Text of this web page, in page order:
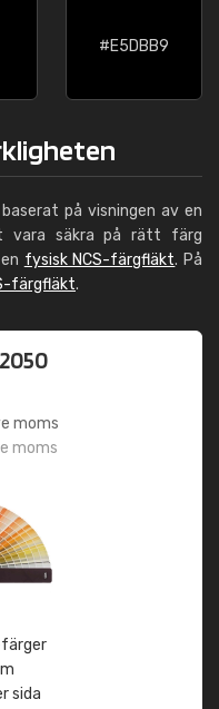
#E5DBB9
på visningen av en
vara säkra på rätt färg
fysisk NCS-färgfläkt. På
färgfläkt.
moms
moms
sida